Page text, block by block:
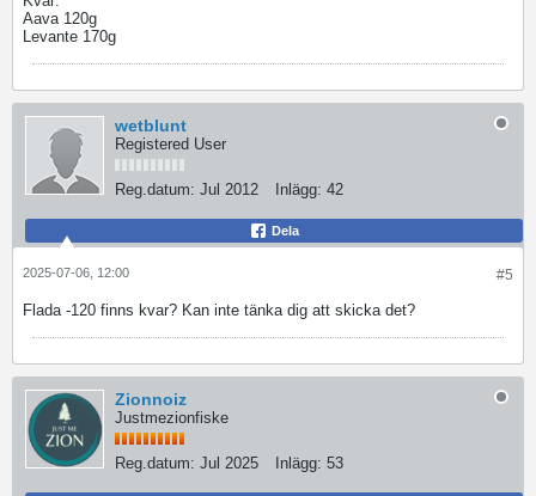
Aava 120g
Levante 170g
wetblunt
Registered User
Reg.datum: Jul 2012 Inlägg: 42
Dela
#5
2025-07-06, 12:00
Flada -120 finns kvar? Kan inte tänka dig att skicka det?
Zionnoiz
Justmezionfiske
Reg.datum: Jul 2025 Inlägg: 53